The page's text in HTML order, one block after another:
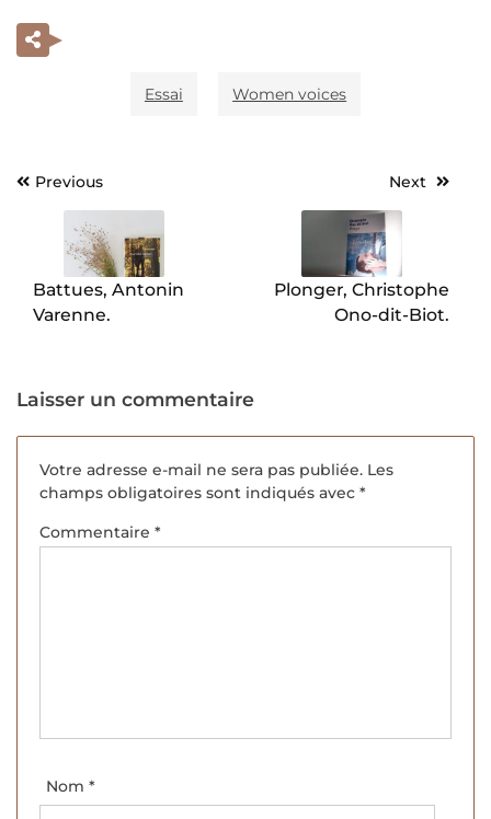
Essai Women voices
Navigation
l’article
Previous
Battues, Antonin
Varenne.
Next
Plonger, Christophe
Ono-dit-Biot.
Laisser un commentaire
Votre adresse e-mail ne sera pas publiée. Les
champs obligatoires sont indiqués avec *
Commentaire *
Nom *